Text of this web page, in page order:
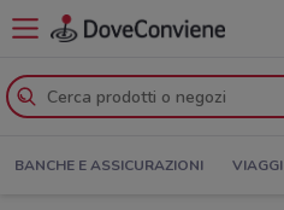
BANCHE E ASSICURAZIONI VIAGGI